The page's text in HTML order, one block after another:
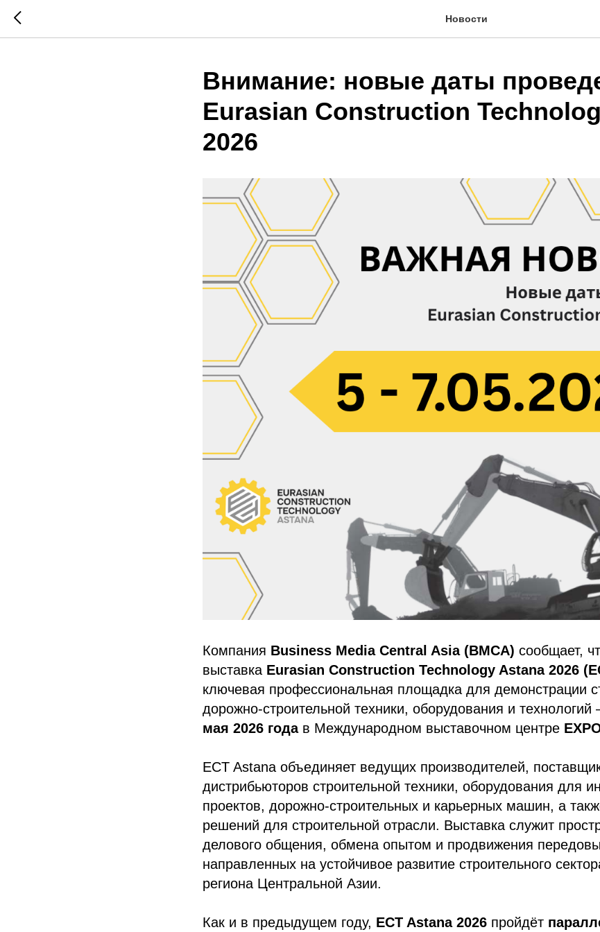
Новости
Внимание: новые даты
Eurasian Construction
2026
Компания Business Media Central Asia (BMCA) сообщает,
выставка Eurasian Construction Technology Astana 2026
ключевая профессиональная площадка для демонстрации
дорожно-строительной техники, оборудования и
мая 2026 годав Международном выставочном центре
ECT Astana объединяет ведущих производителей,
дистрибьюторов строительной техники, оборудования для
проектов, дорожно-строительных и карьерных машин, а
решений для строительной отрасли. Выставка служит
делового общения, обмена опытом и продвижения
направленных на устойчивое развитие строительного
региона Центральной Азии.
Как и в предыдущем году, ECT Astana 2026 пройдёт